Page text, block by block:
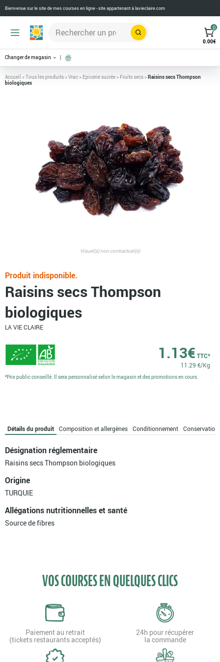
Bienvenue sur le site de mes courses en ligne - site appartenant àlavieclaire.com
Rechercher
0
0.00€
Changer de magasin
Accueil >Tous les produits>Vrac> Epicerie sucrée> Fruits secs>Raisins secs Thompson
biologiques
Visuel(s) non contractuel(s)
Raisins secs Thompson
biologiques
LA VIE CLAIRE
1.13€ TTC*
11.29 €/Kg
Produit indisponible.
*Prix public conseillé. Il sera personnalisé selon le magasin et des promotions en cours.
Détails du produit Composition et allergènes Conditionnement Conservation
Désignation réglementaire
Raisins secs Thompson biologiques
Origine
TURQUIE
Allégations nutritionnelles et santé
Source de fibres
VOS COURSES EN QUELQUES CLICS
Paiement au retrait
(tickets restaurants acceptés)
24h pour récupérer
la commande